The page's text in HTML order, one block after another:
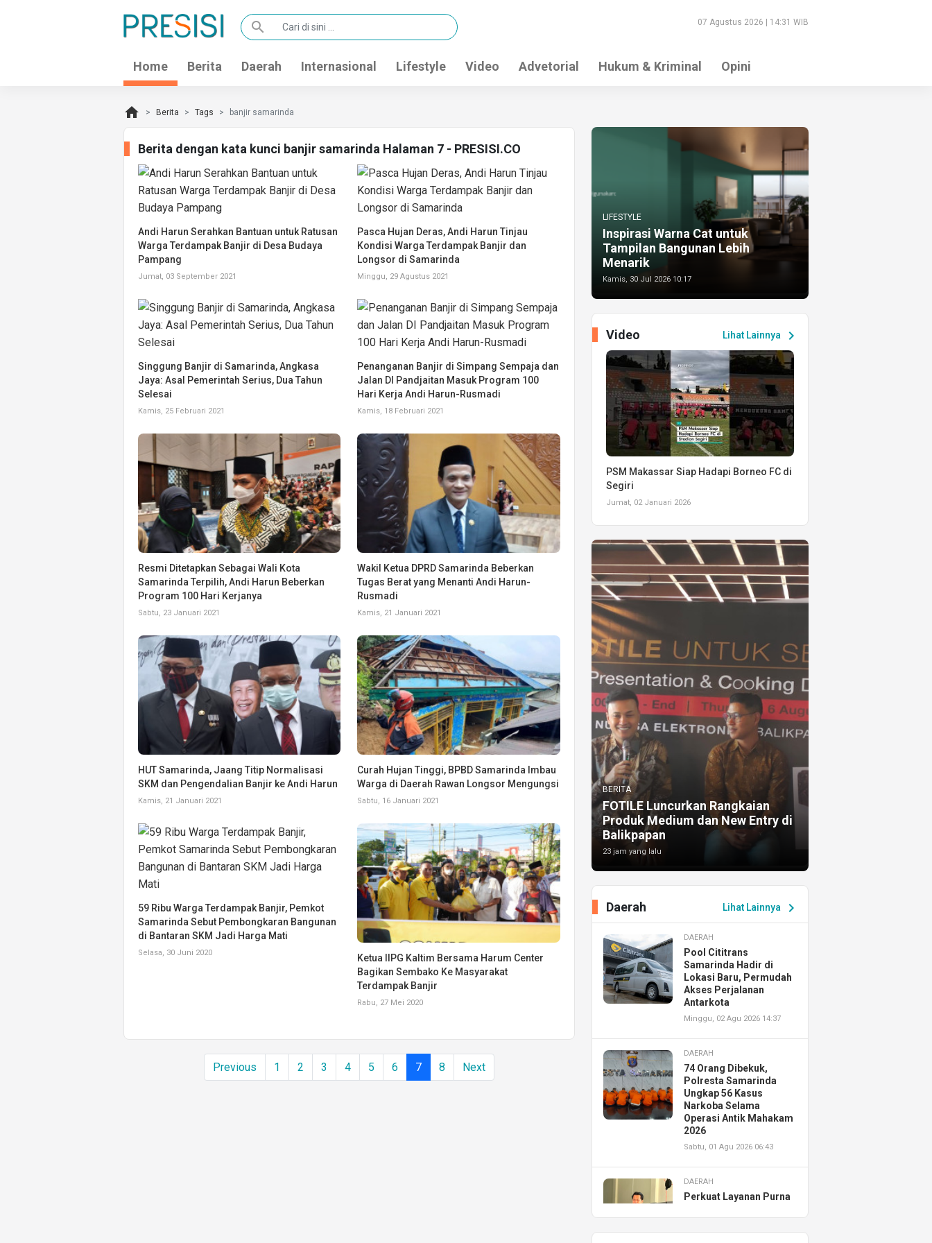
search 07 Agustus 2026 | 14:31 WIB
Home Berita Daerah Internasional Lifestyle Video Advetorial Hukum & Kriminal Opini
home Berita Tags banjir samarinda
Berita dengan kata kunci banjir samarinda Halaman 7 - PRESISI.CO
Andi Harun Serahkan Bantuan untuk Ratusan
Warga Terdampak Banjir di Desa Budaya
Pampang
Jumat, 03 September 2021
Pasca Hujan Deras, Andi Harun Tinjau
Kondisi Warga Terdampak Banjir dan
Longsor di Samarinda
Minggu, 29 Agustus 2021
Singgung Banjir di Samarinda, Angkasa
Jaya: Asal Pemerintah Serius, Dua Tahun
Selesai
Kamis, 25 Februari 2021
Penanganan Banjir di Simpang Sempaja dan
Jalan DI Pandjaitan Masuk Program 100
Hari Kerja Andi Harun-Rusmadi
Kamis, 18 Februari 2021
Resmi Ditetapkan Sebagai Wali Kota
Samarinda Terpilih, Andi Harun Beberkan
Program 100 Hari Kerjanya
Sabtu, 23 Januari 2021
Wakil Ketua DPRD Samarinda Beberkan
Tugas Berat yang Menanti Andi Harun-
Rusmadi
Kamis, 21 Januari 2021
HUT Samarinda, Jaang Titip Normalisasi
SKM dan Pengendalian Banjir ke Andi Harun
Kamis, 21 Januari 2021
Curah Hujan Tinggi, BPBD Samarinda Imbau
Warga di Daerah Rawan Longsor Mengungsi
Sabtu, 16 Januari 2021
59 Ribu Warga Terdampak Banjir, Pemkot
Samarinda Sebut Pembongkaran Bangunan
di Bantaran SKM Jadi Harga Mati
Selasa, 30 Juni 2020
Ketua IIPG Kaltim Bersama Harum Center
Bagikan Sembako Ke Masyarakat
Terdampak Banjir
Rabu, 27 Mei 2020
Previous 1 2 3 4 5 6 7 8 Next
LIFESTYLE
Inspirasi Warna Cat untuk
Tampilan Bangunan Lebih
Menarik
Kamis, 30 Jul 2026 10:17
Lihat Lainnya chevron_right
Video
PSM Makassar Siap Hadapi Borneo FC di
Segiri
Jumat, 02 Januari 2026
BERITA
FOTILE Luncurkan Rangkaian
Produk Medium dan New Entry di
Balikpapan
23 jam yang lalu
Lihat Lainnya chevron_right
Daerah
DAERAH
Pool Cititrans
Samarinda Hadir di
Lokasi Baru, Permudah
Akses Perjalanan
Antarkota
Minggu, 02 Agu 2026 14:37
DAERAH
74 Orang Dibekuk,
Polresta Samarinda
Ungkap 56 Kasus
Narkoba Selama
Operasi Antik Mahakam
2026
Sabtu, 01 Agu 2026 06:43
DAERAH
Perkuat Layanan Purna
Resmikan AHASS